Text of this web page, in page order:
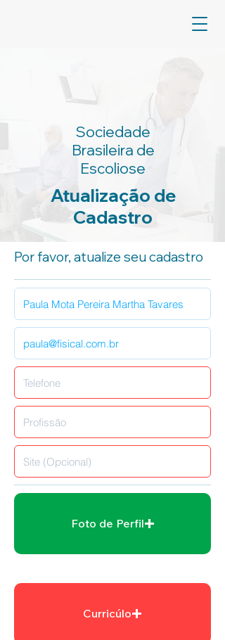
Sociedade
Brasileira de
Escoliose
Atualização de
Cadastro
Por favor, atualize seu cadastro
Foto de Perfil
Curricúlo